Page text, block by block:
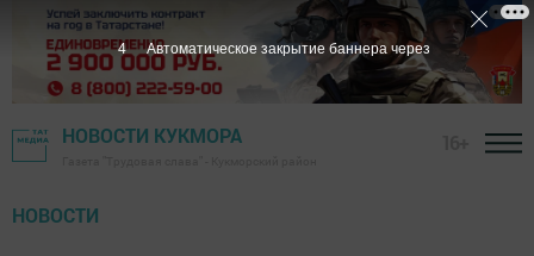
НОВОСТИ КУКМОРА
НОВОСТИ
3 Автоматическое закрытие баннера через